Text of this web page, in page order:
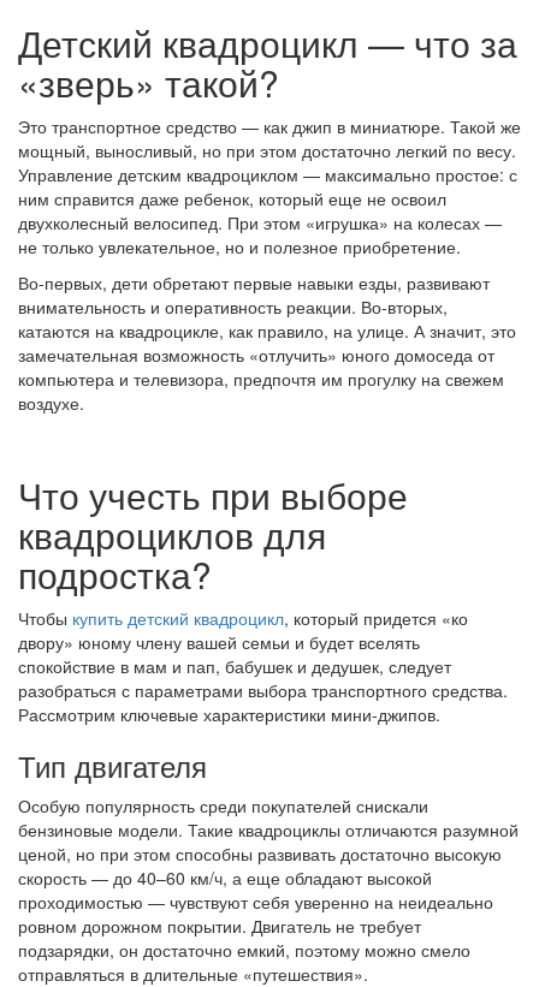
Детский квадроцикл — что за
«зверь» такой?
Это транспортное средство — как джип в миниатюре. Такой же
мощный, выносливый, но при этом достаточно легкий по весу.
Управление детским квадроциклом — максимально простое: с
ним справится даже ребенок, который еще не освоил
двухколесный велосипед. При этом «игрушка» на колесах —
не только увлекательное, но и полезное приобретение.
Во-первых, дети обретают первые навыки езды, развивают
внимательность и оперативность реакции. Во-вторых,
катаются на квадроцикле, как правило, на улице. А значит, это
замечательная возможность «отлучить» юного домоседа от
компьютера и телевизора, предпочтя им прогулку на свежем
воздухе.
Что учесть при выборе
квадроциклов для
подростка?
Чтобы купить детский квадроцикл, который придется «ко
двору» юному члену вашей семьи и будет вселять
спокойствие в мам и пап, бабушек и дедушек, следует
разобраться с параметрами выбора транспортного средства.
Рассмотрим ключевые характеристики мини-джипов.
Тип двигателя
Особую популярность среди покупателей снискали
бензиновые модели. Такие квадроциклы отличаются разумной
ценой, но при этом способны развивать достаточно высокую
скорость — до 40–60 км/ч, а еще обладают высокой
проходимостью — чувствуют себя уверенно на неидеально
ровном дорожном покрытии. Двигатель не требует
подзарядки, он достаточно емкий, поэтому можно смело
отправляться в длительные «путешествия».